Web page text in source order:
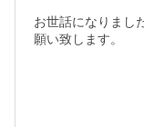
お世話になりまし
願い致します。